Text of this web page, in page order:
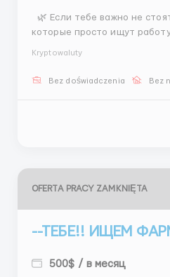
которые просто ищут
800$ фикс 1500$+ средний доход
Kryptowaluty
Bez doświadczenia Bez
OFERTA PRACY ZAMKNIĘTA
--ТЕБЕ!! ИЩЕМ
500$ / в месяц